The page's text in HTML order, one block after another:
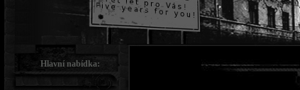
Hlavní nabídka: